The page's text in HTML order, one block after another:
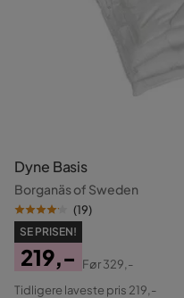
Dyne Basis
Borganäs of Sweden
(19)
SE PRISEN!
Pris
219,-
Original
Før329,-
Tidligere laveste pris 219,-